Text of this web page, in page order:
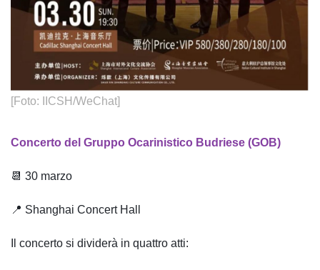
[Foto: IICSH/WeChat]
Concerto del Gruppo Ocarinistico Budriese (GOB)
📆 30 marzo
📍 Shanghai Concert Hall
Il concerto si dividerà in quattro atti: